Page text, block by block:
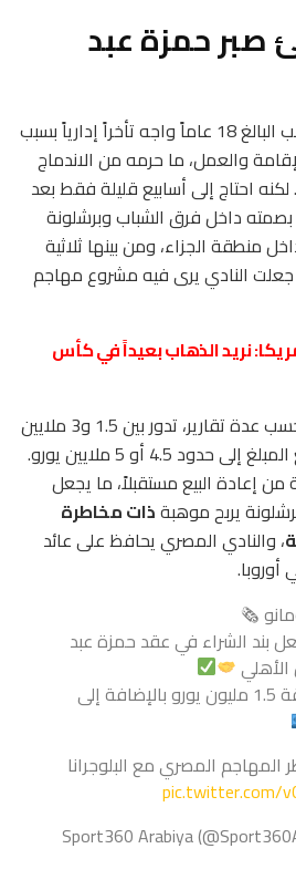
صبر حمزة عبد
البداية لم تكن سهلة. اللاعب البالغ 18 عاماً واجه تأخراً إدارياً بسبب
والعمل، ما حرمه من الاندماج
احتاج إلى أسابيع قليلة فقط بعد
داخل فرق الشباب وبرشلونة
منطقة الجزاء، ومن بينها ثلاثية
جعلت النادي يرى فيه مشروع مهاجم
نريد الذهاب بعيداً في كأس
القيمة المالية للصفقة، بحسب عدة تقارير، تدور بين 1.5 و3 ملايين
يورو، مع مكافآت قد ترفع المبلغ إلى حدود 4.5 أو 5 ملايين يورو.
إعادة البيع مستقبلاً، ما يجعل
يربح موهبةذات مخاطرة
، والنادي المصري يحافظ على عائد
🗞
بند الشراء في عقد حمزة عبد
تبلغ قيمة الصفقة 1.5 مليون يورو بالإضافة إلى
المهاجم المصري مع البلوجرانا
pic.twitter.com/